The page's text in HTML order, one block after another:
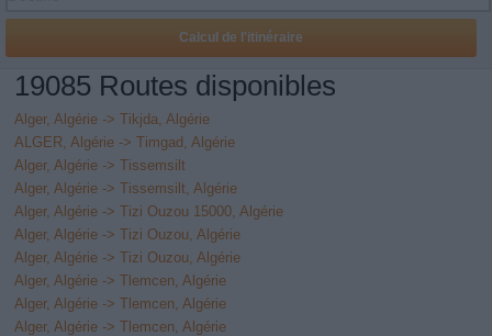
19085 Routes disponibles
Alger, Algérie -> Tikjda, Algérie
ALGER, Algérie -> Timgad, Algérie
Alger, Algérie -> Tissemsilt
Alger, Algérie -> Tissemsilt, Algérie
Alger, Algérie -> Tizi Ouzou 15000, Algérie
Alger, Algérie -> Tizi Ouzou, Algérie
Alger, Algérie -> Tizi Ouzou, Algérie
Alger, Algérie -> Tlemcen, Algérie
Alger, Algérie -> Tlemcen, Algérie
Alger, Algérie -> Tlemcen, Algérie